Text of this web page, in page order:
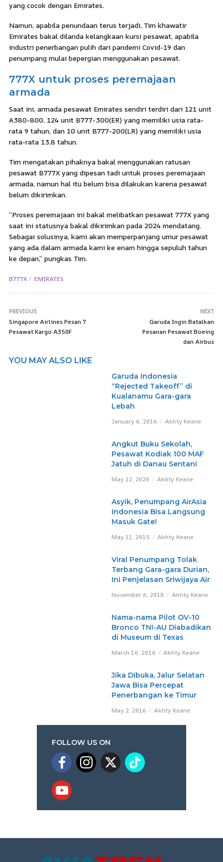
yang cocok dengan Emirates.
Namun, apabila penundaan terus terjadi, Tim khawatir
Emirates bakal dilanda kelangkaan kursi pesawat, apabila
industri penerbangan pulih dari pandemi Covid-19 dan
penumpang mulai bepergian menggunakan pesawat.
777X untuk proses peremajaan
armada
Saat ini, armada pesawat Emirates sendiri terdiri dari 121 unit
A380-800, 124 unit B777-300(ER) yang memiliki usia rata-
rata 9 tahun, dan 10 unit B777-200(LR) yang memiliki usia
rata-rata 13,8 tahun.
Tim mengatakan pihaknya bakal menggunakan ratusan
pesawat B777X yang dipesan tadi untuk proses peremajaan
armada, namun hal itu belum bisa dilakukan karena pesawat
belum dikirimkan.
“Proses peremajaan ini bakal melibatkan pesawat 777X yang
saat ini statusnya bakal dikirimkan pada 2024 mendatang.
Sebagai solusinya, kami akan memperpanjang umur pesawat
yang ada dalam armada kami ke enam hingga sepuluh tahun
ke depan,” pungkas Tim.
B777X EMIRATES
PREVIOUS
Singapore Airlines Pesan 7
Pesawat Kargo A350F
NEXT
Garuda Ingin Batalkan
Pesanan Pesawat Boeing
dan Airbus
YOU MAY ALSO LIKE
Garuda Indonesia
“Rejected Takeoff” di
Kualanamu Gara-gara
Lebah
January 6, 2016 Akhty Keane
Angkut Buku Sekolah,
Pesawat Kodiak 100 MAF
Jatuh di Danau Sentani
May 12, 2020 Akhty Keane
Asyik, Penumpang AirAsia
Indonesia Bisa Langsung
Masuk Gate!
May 11, 2015 Akhty Keane
Viral Penumpang Tolak
Terbang Gara-gara Durian,
Ini Penjelasan Sriwijaya Air
November 6, 2018 Akhty Keane
Nama-nama Pilot OV-10
Bronco TNI-AU Diabadikan
di Museum di Texas
March 16, 2016 Akhty Keane
Jika Dibuka, Jalur Selatan
Jawa Bisa Percepat
Penerbangan ke Timur
May 2, 2016 Akhty Keane
FOLLOW US ON